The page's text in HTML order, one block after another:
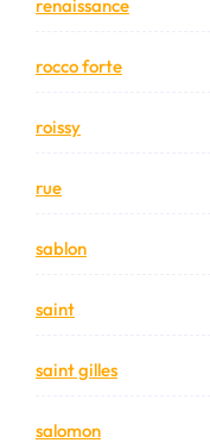
renaissance
rocco forte
roissy
rue
sablon
saint
saint gilles
salomon